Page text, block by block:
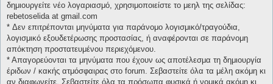
δημιουργείτε νέο λογαριασμό, χρησιμοποιείστε το μεηλ της σελίδας:
rebetoselida at gmail.com
* Δεν επιτρέπονται μηνύματα για παράνομο λογισμικό/τραγούδια,
λογισμικό εξουδετέρωσης προστασίας, ή αναφέρονται σε παράνομη
απόκτηση προστατευμένου περιεχόμενου.
* Απαγορεύονται τα μηνύματα που έχουν ως αποτέλεσμα τη δημιουργία
έριδων / κακής ατμόσφαιρας στο forum. Σεβαστείτε όλα τα μέλη ακόμη κι
αν διαφωνείτε. Σεβαστείτε όλα τα πρόσωπα φυσικά ή νομικά ακόμη κι